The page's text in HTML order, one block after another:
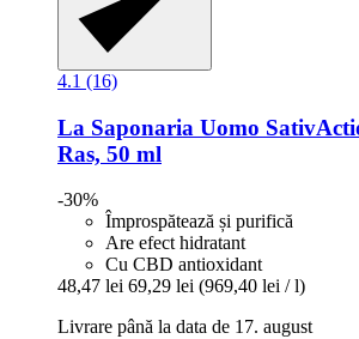
4.1 (16)
La Saponaria Uomo
Ras, 50 ml
-30%
Împrospătează și purifică
Are efect hidratant
Cu CBD antioxidant
48,47 lei 69,29 lei (969,40 lei / l)
Livrare până la data de 17. august